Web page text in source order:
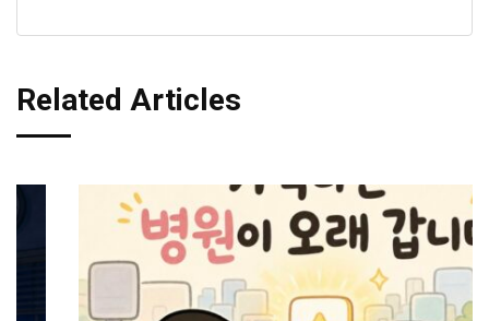
Related Articles